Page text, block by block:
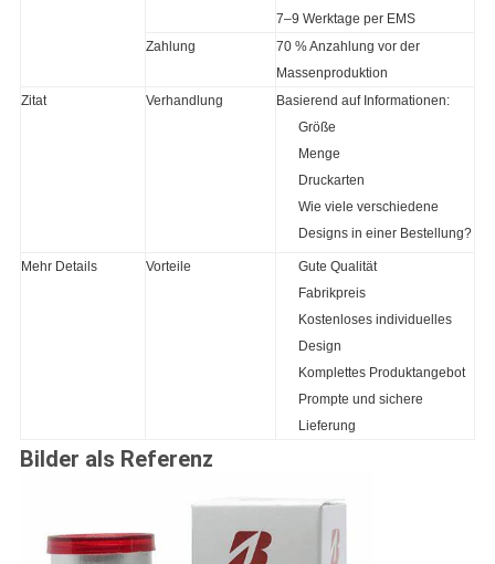
7–9 Werktage per EMS
Zahlung
70 % Anzahlung vor der
Massenproduktion
Zitat
Verhandlung
Basierend auf Informationen:
Größe
Menge
Druckarten
Wie viele verschiedene
Designs in einer Bestellung?
Mehr Details Vorteile
Gute Qualität
Fabrikpreis
Kostenloses individuelles
Design
Komplettes Produktangebot
Prompte und sichere
Lieferung
Bilder als Referenz